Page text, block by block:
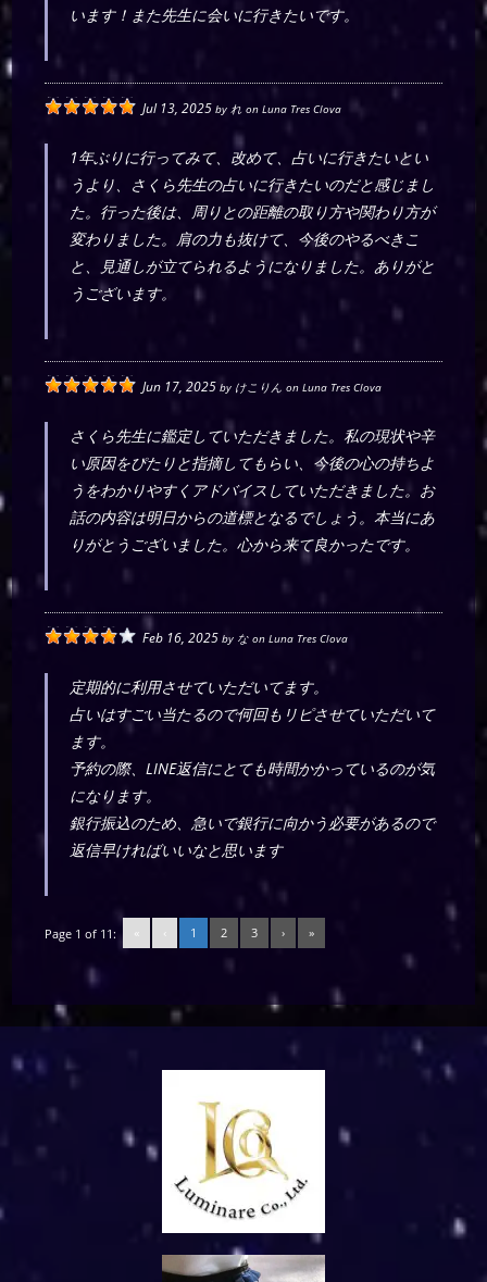
います！また先生に会いに行きたいです。
Jul 13, 2025 byれ onLuna Tres Clova
1年ぶりに行ってみて、改めて、占いに行きたいとい
うより、さくら先生の占いに行きたいのだと感じまし
た。行った後は、周りとの距離の取り方や関わり方が
変わりました。肩の力も抜けて、今後のやるべきこ
と、見通しが立てられるようになりました。ありがと
うございます。
Jun 17, 2025 by けこりん onLuna Tres Clova
さくら先生に鑑定していただきました。私の現状や辛
い原因をぴたりと指摘してもらい、今後の心の持ちよ
うをわかりやすくアドバイスしていただきました。お
話の内容は明日からの道標となるでしょう。本当にあ
りがとうございました。心から来て良かったです。
Feb 16, 2025 by な onLuna Tres Clova
定期的に利用させていただいてます。
占いはすごい当たるので何回もリピさせていただいて
ます。
予約の際、LINE返信にとても時間かかっているのが気
になります。
銀行振込のため、急いで銀行に向かう必要があるので
返信早ければいいなと思います
Page 1 of 11: « ‹ 1 2 3 › »